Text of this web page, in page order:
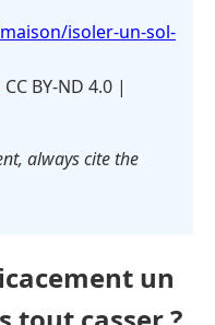
isoler-un-sol-
CC BY-ND 4.0 |
always cite the
un